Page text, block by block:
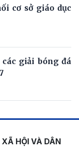
cơ sở giáo dục
giải bóng đá
HỘI VÀ DÂN